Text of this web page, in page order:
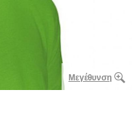
Μεγέθυνση